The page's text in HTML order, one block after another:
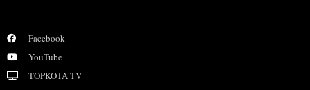
Facebook
YouTube
TOPKOTA TV